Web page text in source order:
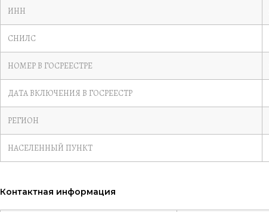
ИНН
СНИЛС
НОМЕР В ГОСРЕЕСТРЕ
ДАТА ВКЛЮЧЕНИЯ В ГОСРЕЕСТР
РЕГИОН
НАСЕЛЕННЫЙ ПУНКТ
Контактная информация